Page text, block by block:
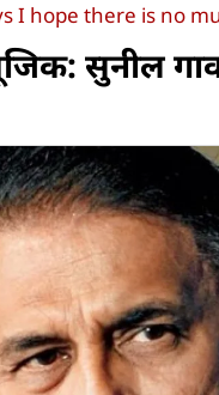
I hope there is no
सुनील